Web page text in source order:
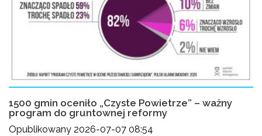
1500 gmin oceniło „Czyste Powietrze” – ważny
program do gruntownej reformy
Opublikowany 2026-07-07 08:54